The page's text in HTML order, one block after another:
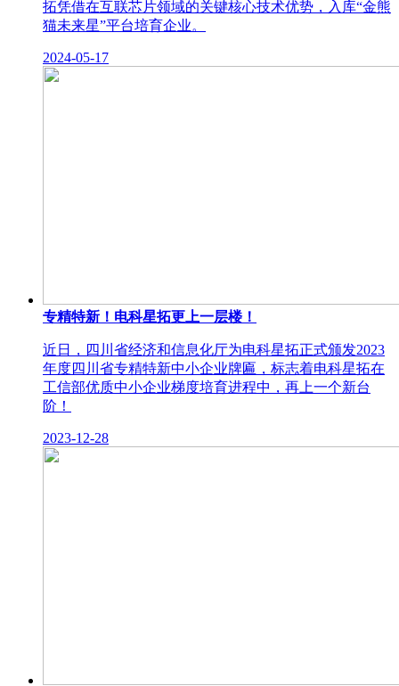
拓凭借在互联芯片领域的关键核心技术优势，入库“金熊
猫未来星”平台培育企业。
2024-05-17
专精特新！电科星拓更上一层楼！
近日，四川省经济和信息化厅为电科星拓正式颁发2023
年度四川省专精特新中小企业牌匾，标志着电科星拓在
工信部优质中小企业梯度培育进程中，再上一个新台
阶！
2023-12-28